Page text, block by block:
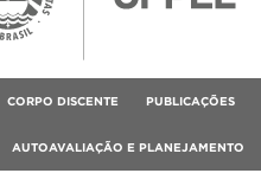
CORPO DISCENTE PUBLICAÇÕES
AUTOAVALIAÇÃO E PLANEJAMENTO